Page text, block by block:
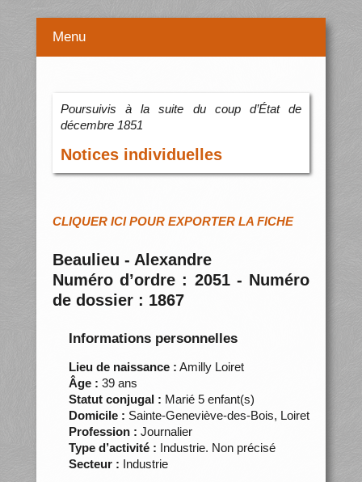
Menu
Poursuivis à la suite du coup d’État de
décembre 1851
Notices individuelles
CLIQUER ICI POUR EXPORTER LA FICHE
Beaulieu - Alexandre
Numéro d’ordre : 2051 - Numéro
de dossier : 1867
Informations personnelles
Lieu de naissance : Amilly Loiret
Âge : 39 ans
Statut conjugal : Marié 5 enfant(s)
Domicile : Sainte-Geneviève-des-Bois, Loiret
Profession : Journalier
Type d’activité : Industrie. Non précisé
Secteur : Industrie